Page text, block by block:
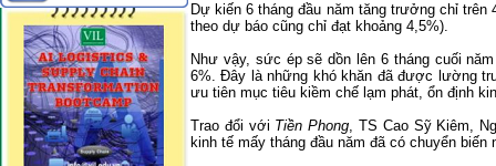
Dự kiến 6 tháng đầu năm tăng trưởng chỉ trên
theo dự báo cũng chỉ đạt khoảng 4,5%).
Như vậy, sức ép sẽ dồn lên 6 tháng cuối
6%. Đây là những khó khăn đã được lường
ưu tiên mục tiêu kiềm chế lạm phát, ổn định
Trao đổi với Tiền Phong, TS Cao Sỹ Kiêm,
kinh tế mấy tháng đầu năm đã có chuyển biến